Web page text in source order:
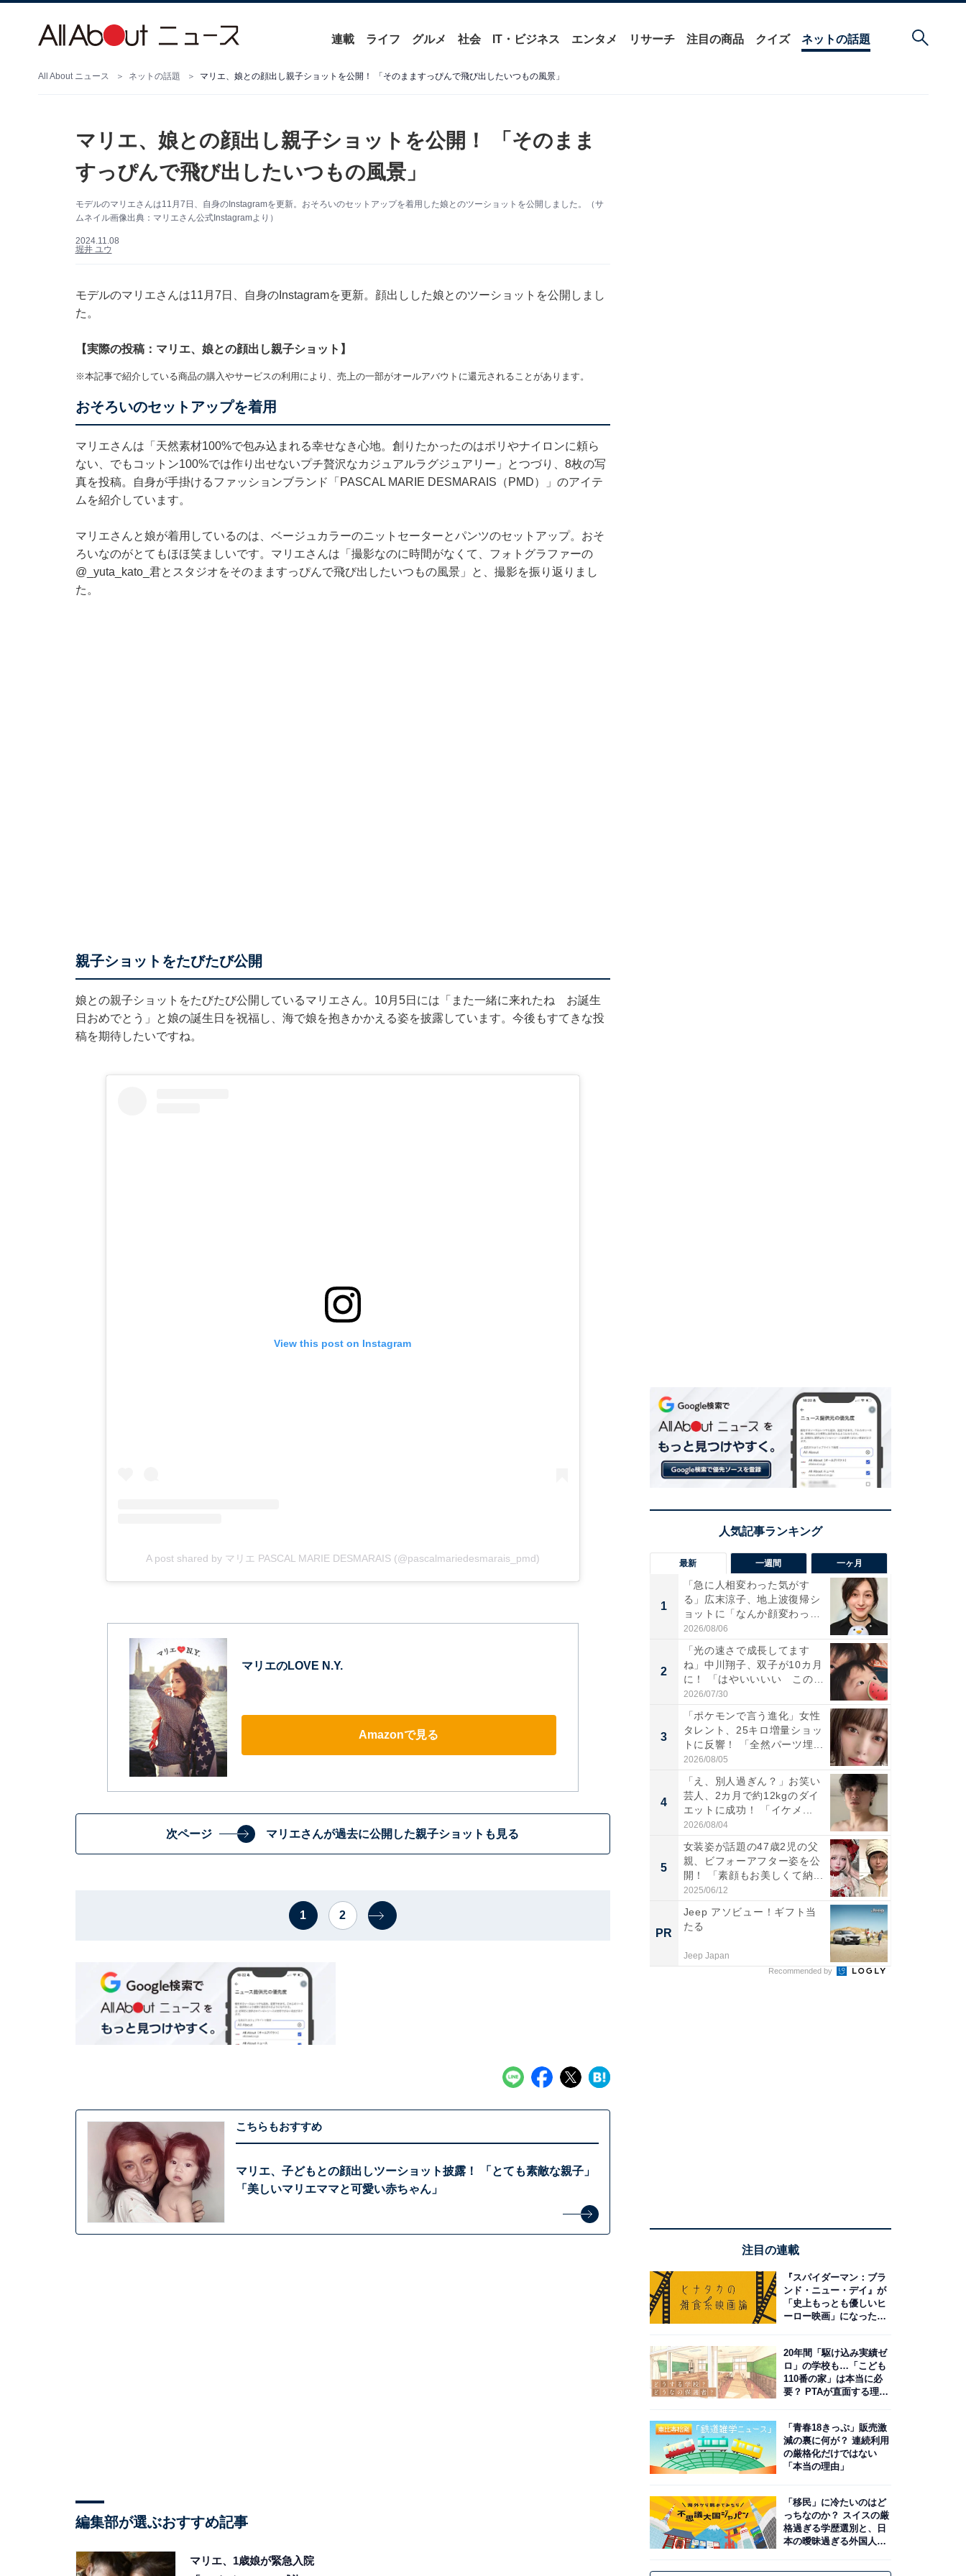
連載 ライフ グルメ 社会 IT・ビジネス エンタメ リサーチ 注目の商品 クイズ ネットの話題
All About ニュース ネットの話題 マリエ、娘との顔出し親子ショットを公開！ 「そのまますっぴんで飛び出したいつもの風景」
マリエ、娘との顔出し親子ショットを公開！ 「そのまま
すっぴんで飛び出したいつもの風景」
モデルのマリエさんは11月7日、自身のInstagramを更新。おそろいのセットアップを着用した娘とのツーショットを公開しました。（サ
ムネイル画像出典：マリエさん公式Instagramより）
2024.11.08
堀井 ユウ
モデルのマリエさんは11月7日、自身のInstagramを更新。顔出しした娘とのツーショットを公開しまし
た。
【実際の投稿：マリエ、娘との顔出し親子ショット】
※本記事で紹介している商品の購入やサービスの利用により、売上の一部がオールアバウトに還元されることがあります。
おそろいのセットアップを着用
マリエさんは「天然素材100%で包み込まれる幸せなき心地。創りたかったのはポリやナイロンに頼ら
ない、でもコットン100%では作り出せないプチ贅沢なカジュアルラグジュアリー」とつづり、8枚の写
真を投稿。自身が手掛けるファッションブランド「PASCAL MARIE DESMARAIS（PMD）」のアイテ
ムを紹介しています。
マリエさんと娘が着用しているのは、ベージュカラーのニットセーターとパンツのセットアップ。おそ
ろいなのがとてもほほ笑ましいです。マリエさんは「撮影なのに時間がなくて、フォトグラファーの
@_yuta_kato_ 君とスタジオをそのまますっぴんで飛び出したいつもの風景」と、撮影を振り返りまし
た。
親子ショットをたびたび公開
娘との親子ショットをたびたび公開しているマリエさん。10月5日には「また一緒に来れたね お誕生
日おめでとう」と娘の誕生日を祝福し、海で娘を抱きかかえる姿を披露しています。今後もすてきな投
稿を期待したいですね。
View this post on Instagram
A post shared by マリエ PASCAL MARIE DESMARAIS (@pascalmariedesmarais_pmd)
マリエのLOVE N.Y.
Amazonで見る
次ページ マリエさんが過去に公開した親子ショットも見る
1 2
こちらもおすすめ
マリエ、子どもとの顔出しツーショット披露！ 「とても素敵な親子」
「美しいマリエママと可愛い赤ちゃん」
編集部が選ぶおすすめ記事
マリエ、1歳娘が緊急入院
最新 一週間 一ヶ月
1
「急に人相変わった気がす
る」広末涼子、地上波復帰シ
ョットに「なんか顔変わっ
た」の...
2026/08/06
2
「光の速さで成長してます
ね」中川翔子、双子が10カ月
に！ 「はやいいいい この
前...
2026/07/30
3
「ポケモンで言う進化」女性
タレント、25キロ増量ショッ
トに反響！ 「全然パーツ埋...
2026/08/05
4
「え、別人過ぎん？」お笑い
芸人、2カ月で約12kgのダイ
エットに成功！ 「イケメ...
2026/08/04
5
女装姿が話題の47歳2児の父
親、ビフォーアフター姿を公
開！ 「素顔もお美しくて納...
2025/06/12
PR
Jeep アソビュー！ギフト当
たる
Jeep Japan
Recommended by
注目の連載
『スパイダーマン：ブラ
ンド・ニュー・デイ』が
「史上もっとも優しいヒ
ーロー映画」になった理
20年間「駆け込み実績ゼ
ロ」の学校も…「こども
110番の家」は本当に必
要？ PTAが直面する理想
「青春18きっぷ」販売激
減の裏に何が？ 連続利用
の厳格化だけではない
「本当の理由」
「移民」に冷たいのはど
っちなのか？ スイスの厳
格過ぎる学歴選別と、日
本の曖昧過ぎる外国人政